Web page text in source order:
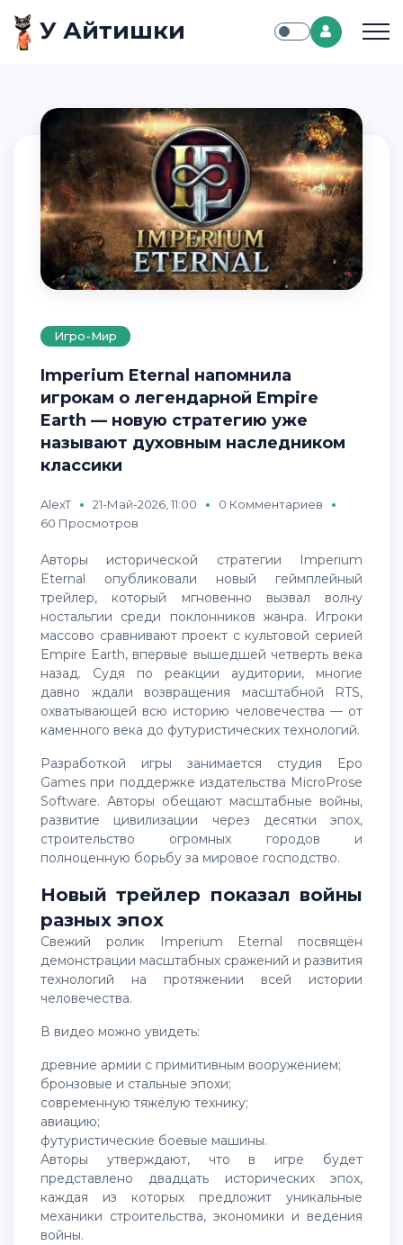
У Айтишки
Игро-Мир
Imperium Eternal напомнила
игрокам о легендарной Empire
Earth — новую стратегию уже
называют духовным наследником
классики
AlexT 21-Май-2026, 11:00
0 Комментариев
60 Просмотров
Авторы исторической стратегии Imperium
Eternal опубликовали новый геймплейный
трейлер, который мгновенно вызвал волну
ностальгии среди поклонников жанра. Игроки
массово сравнивают проект с культовой серией
Empire Earth, впервые вышедшей четверть века
назад. Судя по реакции аудитории, многие
давно ждали возвращения масштабной RTS,
охватывающей всю историю человечества — от
каменного века до футуристических технологий.
Разработкой игры занимается студия Epo
Games при поддержке издательства MicroProse
Software. Авторы обещают масштабные войны,
развитие цивилизации через десятки эпох,
строительство огромных городов и
полноценную борьбу за мировое господство.
Новый трейлер показал войны
разных эпох
Свежий ролик Imperium Eternal посвящён
демонстрации масштабных сражений и развития
технологий на протяжении всей истории
человечества.
В видео можно увидеть:
древние армии с примитивным вооружением;
бронзовые и стальные эпохи;
современную тяжёлую технику;
авиацию;
футуристические боевые машины.
Авторы утверждают, что в игре будет
представлено двадцать исторических эпох,
каждая из которых предложит уникальные
механики строительства, экономики и ведения
войны.